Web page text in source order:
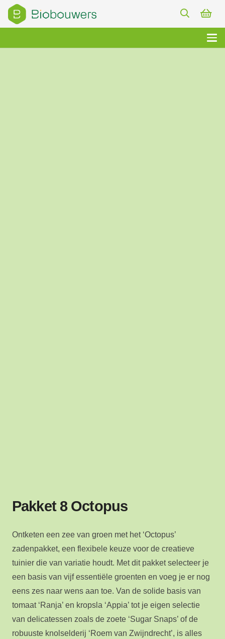
Pakket 8 Octopus
Ontketen een zee van groen met het ‘Octopus’
zadenpakket, een flexibele keuze voor de creatieve
tuinier die van variatie houdt. Met dit pakket selecteer je
een basis van vijf essentiële groenten en voeg je er nog
eens zes naar wens aan toe. Van de solide basis van
tomaat ‘Ranja’ en kropsla ‘Appia’ tot je eigen selectie
van delicatessen zoals de zoete ‘Sugar Snaps’ of de
robuuste knolselderij ‘Roem van Zwijndrecht’, is alles